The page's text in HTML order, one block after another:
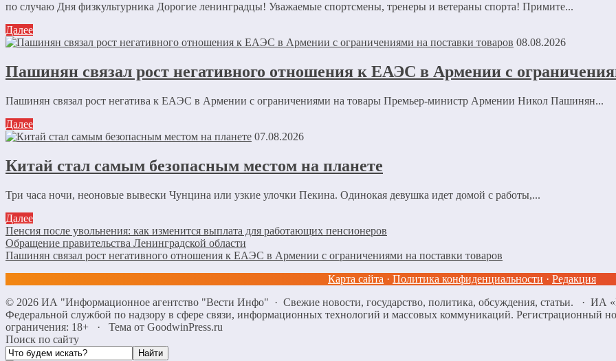
по случаю Дня физкультурника Дорогие ленинградцы! Уважаемые спортсмены, тренеры и ветераны спорта! Примите...
Далее
08.08.2026
Пашинян связал рост негативного отношения к ЕАЭС в Армении с
Пашинян связал рост негатива к ЕАЭС в Армении с ограничениями на товары Премьер-министр Армении Никол Пашинян...
Далее
07.08.2026
Китай стал самым безопасным местом на планете
Три часа ночи, неоновые вывески Чунцина или узкие улочки Пекина. Одинокая девушка идет домой с работы,...
Далее
Пенсия после увольнения: как изменится выплата для работающих пенсионеров
Обращение правительства Ленинградской области
Пашинян связал рост негативного отношения к ЕАЭС в Армении с ограничениями на поставки товаров
Карта сайта · Политика конфиденциальности · Редакция
© 2026 ИА "Информационное агентство "Вести Инфо" · Свежие новости, государство, политика, обсуждения, статьи. · ИА
Федеральной службой по надзору в сфере связи, информационных технологий и массовых коммуникаций.
ограничения: 18+
· Тема от GoodwinPress.ru
Поиск по сайту